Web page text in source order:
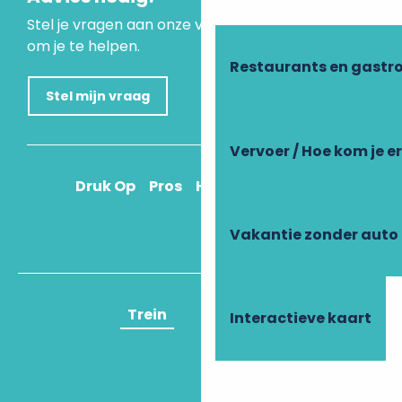
Restaurants en
Vervoer / Hoe kom je
Vakantie zonder auto
Interactieve kaart
Stel je vragen aan onze virtuele assistent, die er is
om je te helpen.
Stel mijn vraag
Druk Op Pros Hoe kom ik daar?
Trein Vliegtuig